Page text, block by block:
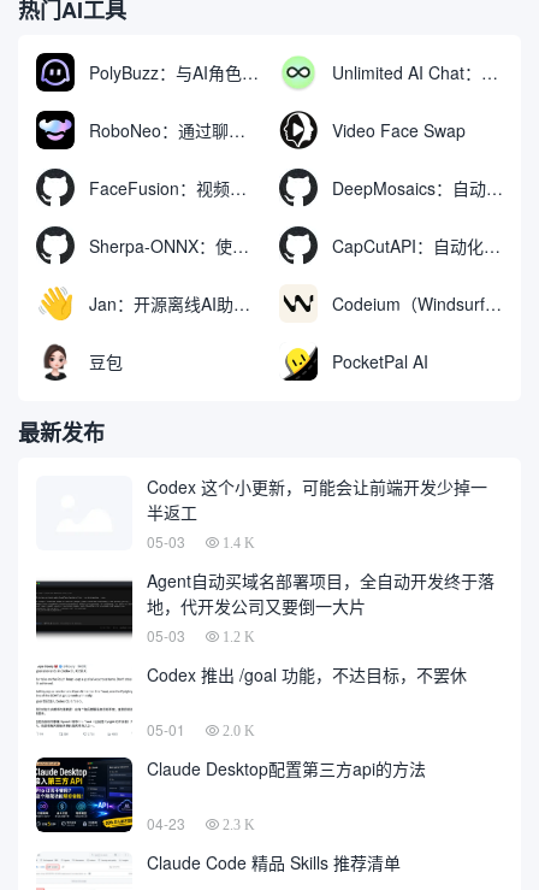
热门AI工具
PolyBuzz：与AI角色互动的免费聊天与角色扮演平台 Unlimited AI Chat：免费无限制的AI聊天工具
RoboNeo：通过聊天生成和编辑视频与图像的AI工具 Video Face Swap
FaceFusion：视频换脸增强工具|语音同步视频嘴型动作 DeepMosaics：自动去除图像和视频中的马赛克，或向其添加马赛克
Sherpa-ONNX：使用ONNXRuntime实现离线语音识别和合成 CapCutAPI：自动化控制CapCut视频剪辑的开源工具
Jan：开源离线AI助手，ChatGPT 替代品，运行本地AI模型或连接云端AI Codeium（Windsurf Editor）：免费的AI代码补全与聊天工具，Windsurf以对话方式编写完整项目代码
豆包 PocketPal AI
最新发布
Codex 这个小更新，可能会让前端开发少掉一
半返工
05-03 1.4 K
Agent自动买域名部署项目，全自动开发终于落
地，代开发公司又要倒一大片
05-03 1.2 K
Codex 推出 /goal 功能，不达目标，不罢休
05-01 2.0 K
Claude Desktop配置第三方api的方法
04-23 2.3 K
Claude Code 精品 Skills 推荐清单